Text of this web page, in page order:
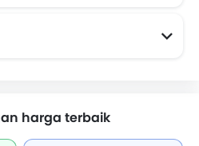
harga terbaik